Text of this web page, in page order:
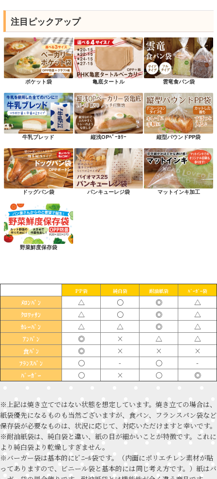
注目ピックアップ
ポケット袋 亀底タートル 雲竜食パン袋
牛乳ブレッド 縦浅OPﾍﾞｰｶﾘｰ 縦型パウンドPP袋
ドッグパン袋 パンキューレジ袋 マットインキ加工
野菜鮮度保存袋
PP袋 純白袋 耐油紙袋 ﾊﾞｰｶﾞｰ袋
ﾒﾛﾝﾊﾟﾝ △ 〇 ◎ △
ｸﾛﾜｯｻﾝ △ 〇 ◎ △
ｶﾚｰﾊﾟﾝ △ △ ◎ △
ｱﾝﾊﾟﾝ ◎ × △ △
食ﾊﾟﾝ ◎ × × ×
ﾌﾗﾝｽﾊﾟﾝ 〇 - 〇 -
ﾊﾞｰｶﾞｰ 〇 × 〇 ◎
※上記は焼き立てではない状態を想定しています。焼き立ての場合は、
紙袋優先になるものも当然ございますが、食パン、フランスパン袋など
保存袋が必要なものは、状況に応じて、対応いただけますと幸いです。
※耐油紙袋は、純白袋と違い、紙の目が細かいことが特徴です。これに
より純白袋より乾燥しすぎません。
※バーガー袋は基本的にﾋﾞﾆｰﾙ袋です。（内面にポリエチレン素材が貼
ってありますので、ビニール袋と基本的には同じ考え方です。）紙はバ